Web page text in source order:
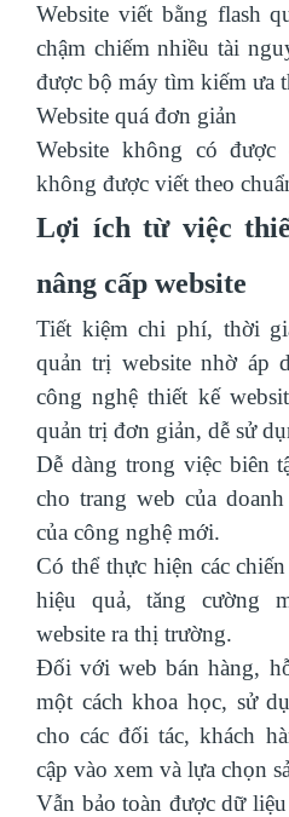
Website viết bằng flash
chậm chiếm nhiều tài
được bộ máy tìm kiếm ưa
Website quá đơn giản
Website không có
không được viết theo
Lợi ích từ việc
nâng cấp website
Tiết kiệm chi phí, thời
quản trị website nhờ áp
công nghệ thiết kế
quản trị đơn giản, dễ sử
Dễ dàng trong việc biên
cho trang web của
của công nghệ mới.
Có thể thực hiện các
hiệu quả, tăng cường
website ra thị trường.
Đối với web bán hàng,
một cách khoa học, sử
cho các đối tác, khách
cập vào xem và lựa chọn
Vẫn bảo toàn được dữ